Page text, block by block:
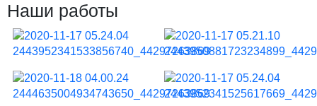
Наши работы